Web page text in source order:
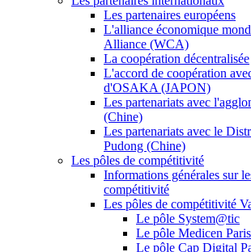
Les partenaires européens
L'alliance économique
Alliance (WCA)
La coopération décentralisée
L'accord de coopération
d'OSAKA (JAPON)
Les partenariats avec
(Chine)
Les partenariats avec le
Pudong (Chine)
Les pôles de compétitivité
Informations générales sur
compétitivité
Les pôles de compétitivité
Le pôle System@tic
Le pôle Medicen
Le pôle Cap Digital